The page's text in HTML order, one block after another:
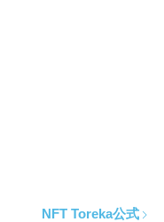
NFT Toreka公式